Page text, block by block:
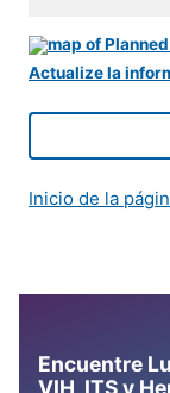
Actualize la
Inicio de la
Encuentre
VIH, ITS y